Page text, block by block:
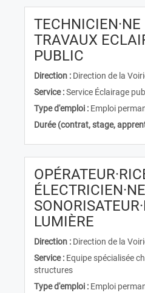
TECHNICIEN·NE
TRAVAUX
PUBLIC
Direction : Direction de la
Service :Service Éclairage
Type d'emploi : Emploi
Durée (contrat, stage,
ÉLECTRICIEN·NE
LUMIÈRE
Direction : Direction de la
Service : Equipe spécialisée
structures
Type d'emploi : Emploi